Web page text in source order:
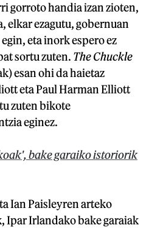
gorroto handia izan zioten,
elkar ezagutu, gobernuan
eta inork espero ez
sortu zuten. The Chuckle
esan ohi da haietaz
eta Paul Harman Elliott
zuten bikote
eginez.
bake garaiko istoriorik
Ian Paisleyren arteko
Ipar Irlandako bake garaiak